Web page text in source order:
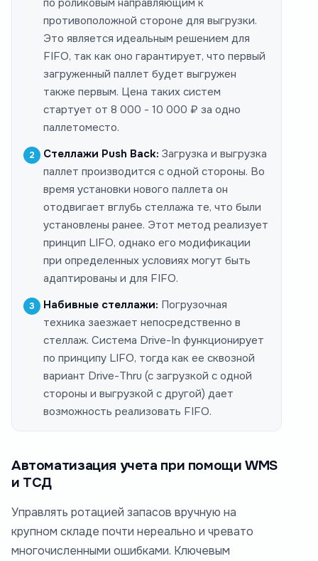
противоположной стороне для выгрузки.
Это является идеальным решением для
FIFO, так как оно гарантирует, что первый
загруженный паллет будет выгружен
также первым. Цена таких систем
стартует от 8 000 - 10 000 ₽ за одно
паллетоместо.
Стеллажи Push Back: Загрузка и выгрузка
паллет производится с одной стороны. Во
время установки нового паллета он
отодвигает вглубь стеллажа те, что были
установлены ранее. Этот метод реализует
принцип LIFO, однако его модификации
при определенных условиях могут быть
адаптированы и для FIFO.
Набивные стеллажи: Погрузочная
техника заезжает непосредственно в
стеллаж. Система Drive-In функционирует
по принципу LIFO, тогда как ее сквозной
вариант Drive-Thru (с загрузкой с одной
стороны и выгрузкой с другой) дает
возможность реализовать FIFO.
Автоматизация учета при помощи WMS
и ТСД
Управлять ротацией запасов вручную на
крупном складе почти нереально и чревато
многочисленными ошибками. Ключевым